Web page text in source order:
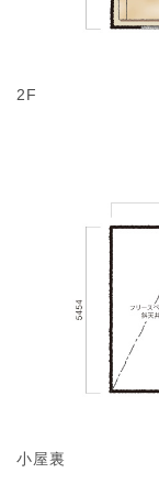
2F
小屋裏